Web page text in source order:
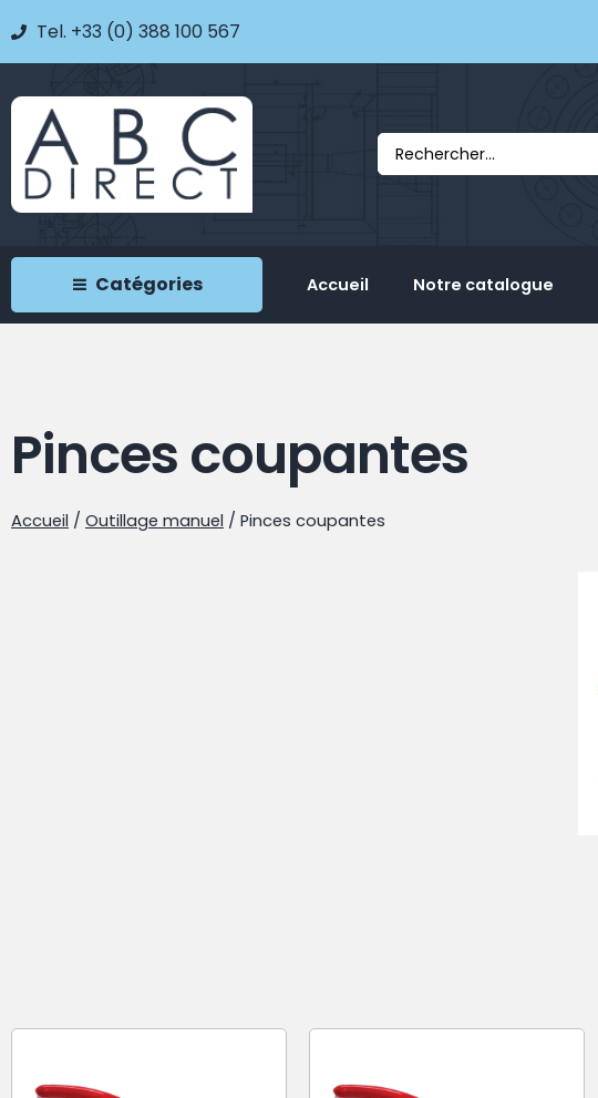
Tel. +33 (0) 388 100 567
Catégories Accueil Notre catalogue
Pinces coupantes
Accueil / Outillage manuel / Pinces coupantes